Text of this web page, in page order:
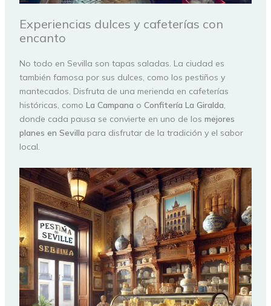
Experiencias dulces y cafeterías con
encanto
No todo en Sevilla son tapas saladas. La ciudad es
también famosa por sus dulces, como los pestiños y
mantecados. Disfruta de una merienda en cafeterías
históricas, como La Campana o Confitería La Giralda,
donde cada pausa se convierte en uno de los mejores
planes en Sevilla para disfrutar de la tradición y el sabor
local.